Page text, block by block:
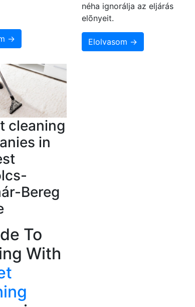
→
néha ignorálja az eljárás
elõnyeit.
Elolvasom →
cleaning
in
Bereg
To
With